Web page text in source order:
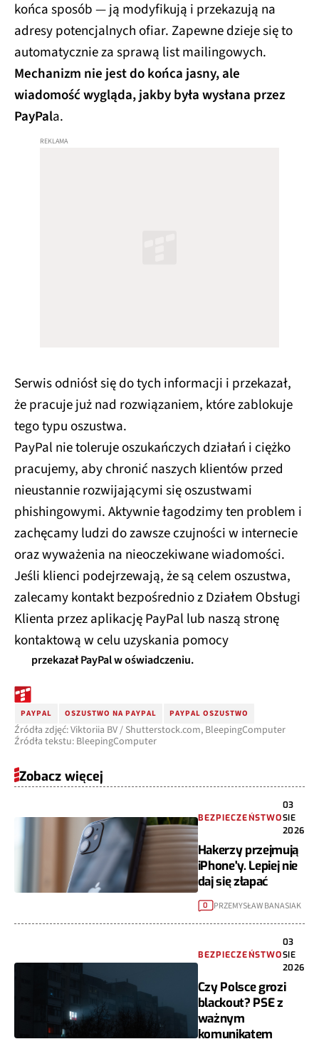
końca sposób — ją modyfikują i przekazują na
adresy potencjalnych ofiar. Zapewne dzieje się to
automatycznie za sprawą list mailingowych.
Mechanizm nie jest do końca jasny, ale
wiadomość wygląda, jakby była wysłana przez
PayPala.
Serwis odniósł się do tych informacji i przekazał,
że pracuje już nad rozwiązaniem, które zablokuje
tego typu oszustwa.
PayPal nie toleruje oszukańczych działań i ciężko
pracujemy, aby chronić naszych klientów przed
nieustannie rozwijającymi się oszustwami
phishingowymi. Aktywnie łagodzimy ten problem i
zachęcamy ludzi do zawsze czujności w internecie
oraz wyważenia na nieoczekiwane wiadomości.
Jeśli klienci podejrzewają, że są celem oszustwa,
zalecamy kontakt bezpośrednio z Działem Obsługi
Klienta przez aplikację PayPal lub naszą stronę
kontaktową w celu uzyskania pomocy
przekazał PayPal w oświadczeniu.
PAYPAL OSZUSTWO NA PAYPAL PAYPAL OSZUSTWO
Źródła zdjęć: Viktoriia BV / Shutterstock.com, BleepingComputer
Źródła tekstu: BleepingComputer
Zobacz więcej
BEZPIECZEŃSTWO
03
SIE
2026
Hakerzy przejmują
iPhone'y. Lepiej nie
daj się złapać
0 PRZEMYSŁAW BANASIAK
BEZPIECZEŃSTWO
03
SIE
2026
Czy Polsce grozi
blackout? PSE z
ważnym
komunikatem